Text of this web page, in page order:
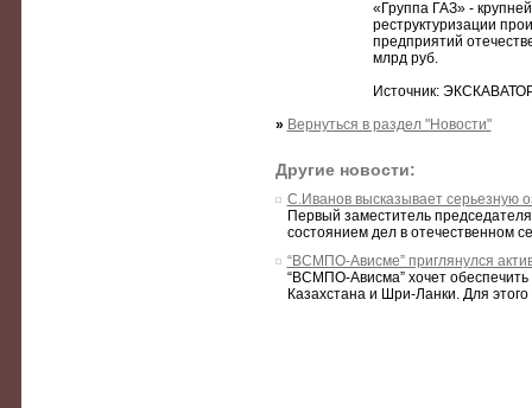
«Группа ГАЗ» -
реструктуризации
предприятий
млрд руб.
Источник:
» Вернуться в раздел "Новости"
Другие новости:
С.Иванов высказывает серьезную
Первый заместитель
состоянием дел в отечественном
“ВСМПО-Ависме” приглянулся
“ВСМПО-Ависма” хочет
Казахстана и Шри-Ланки. Для